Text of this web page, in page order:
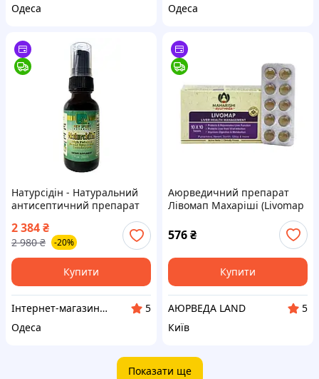
Одеса
Одеса
Натурсідін - Натуральний
антисептичний препарат
грибків, розчиняє біоплівки
NSN 30мл США
2 384₴
2 980 ₴ -20%
Купити
Інтернет-магазин BIO - REVITA
5
Одеса
Аюрведичний препарат
Лівомап Махаріші (Livomap
сприяє здоров'ю печінки,
детоксикації, метаболізму,
травленню
576₴
Купити
АЮРВЕДА LAND
5
Київ
Показати ще